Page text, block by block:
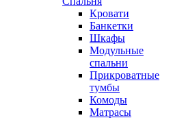
Кровати
Банкетки
Шкафы
Модульные
спальни
Прикроватные
тумбы
Комоды
Матрасы